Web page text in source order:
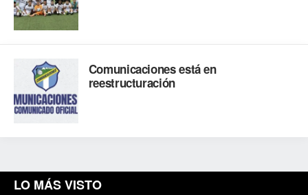
Comunicaciones está en
reestructuración
LO MÁS VISTO